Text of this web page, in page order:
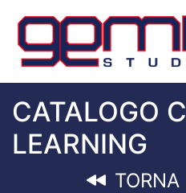
CATALOGO
LEARNING
TORNA